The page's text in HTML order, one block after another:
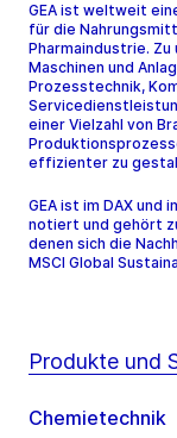
GEA ist weltweit
für die
Pharmaindustrie.
Maschinen und
Prozesstechnik,
einer Vielzahl von
effizienter zu
GEA ist im DAX und
notiert und gehört
denen sich die
MSCI Global
Produkte und
Chemietechnik